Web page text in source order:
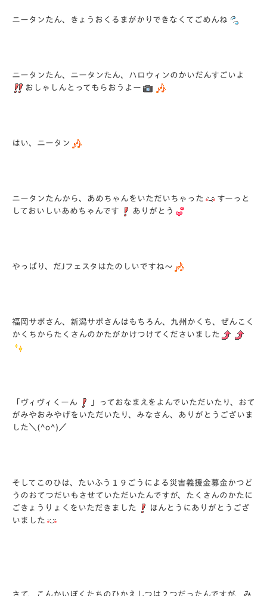
ニータンたん、きょうおくるまがかりできなくてごめんね
ニータンたん、ニータンたん、ハロウィンのかいだんすごいよ
おしゃしんとってもらおうよー
はい、ニータン
ニータンたんから、あめちゃんをいただいちゃった
すーっと
しておいしいあめちゃんです
ありがとう
やっぱり、だJフェスタはたのしいですね～
福岡サポさん、新潟サポさんはもちろん、九州かくち、ぜんこく
かくちからたくさんのかたがかけつけてくださいました
「ヴィヴィくーん
」っておなまえをよんでいただいたり、おて
がみやおみやげをいただいたり、みなさん、ありがとうございま
した＼(^o^)／
そしてこのひは、たいふう１９ごうによる災害義援金募金かつど
うのおてつだいもさせていただいたんですが、たくさんのかたに
ごきょうりょくをいただきました
ほんとうにありがとうござ
いました
さて、こんかいぼくたちのひかえしつは２つだったんですが、み